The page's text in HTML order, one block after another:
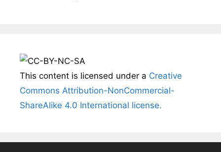
This content is licensed under a Creative
Commons Attribution-NonCommercial-
ShareAlike 4.0 International license.